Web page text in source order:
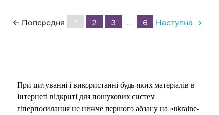
← Попередня 1 2 3 … 6 Наступна →
При цитуванні і використанні будь-яких матеріалів в
Інтернеті відкриті для пошукових систем
гіперпосилання не нижче першого абзацу на «ukraine-